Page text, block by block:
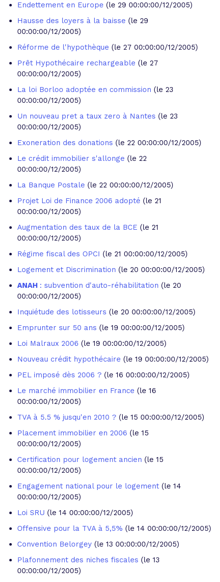
Endettement en Europe (le 29 00:00:00/12/2005)
Hausse des loyers à la baisse (le 29
00:00:00/12/2005)
Réforme de l'hypothèque (le 27 00:00:00/12/2005)
Prêt Hypothécaire rechargeable (le 27
00:00:00/12/2005)
La loi Borloo adoptée en commission (le 23
00:00:00/12/2005)
Un nouveau pret a taux zero à Nantes (le 23
00:00:00/12/2005)
Exoneration des donations (le 22 00:00:00/12/2005)
Le crédit immobilier s'allonge (le 22
00:00:00/12/2005)
La Banque Postale (le 22 00:00:00/12/2005)
Projet Loi de Finance 2006 adopté (le 21
00:00:00/12/2005)
Augmentation des taux de la BCE (le 21
00:00:00/12/2005)
Régime fiscal des OPCI (le 21 00:00:00/12/2005)
Logement et Discrimination (le 20 00:00:00/12/2005)
ANAH : subvention d'auto-réhabilitation (le 20
00:00:00/12/2005)
Inquiétude des lotisseurs (le 20 00:00:00/12/2005)
Emprunter sur 50 ans (le 19 00:00:00/12/2005)
Loi Malraux 2006 (le 19 00:00:00/12/2005)
Nouveau crédit hypothécaire (le 19 00:00:00/12/2005)
PEL imposé dès 2006 ? (le 16 00:00:00/12/2005)
Le marché immobilier en France (le 16
00:00:00/12/2005)
TVA à 5.5 % jusqu'en 2010 ? (le 15 00:00:00/12/2005)
Placement immobilier en 2006 (le 15
00:00:00/12/2005)
Certification pour logement ancien (le 15
00:00:00/12/2005)
Engagement national pour le logement (le 14
00:00:00/12/2005)
Loi SRU (le 14 00:00:00/12/2005)
Offensive pour la TVA à 5,5% (le 14 00:00:00/12/2005)
Convention Belorgey (le 13 00:00:00/12/2005)
Plafonnement des niches fiscales (le 13
00:00:00/12/2005)